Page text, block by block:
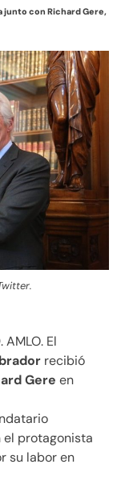
junto con Richard Gere,
. AMLO. El
recibió
Gere en
protagonista
su labor en